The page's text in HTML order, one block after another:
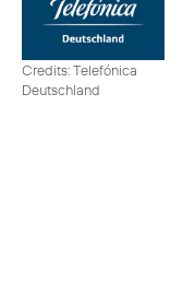
Credits: Telefónica
Deutschland